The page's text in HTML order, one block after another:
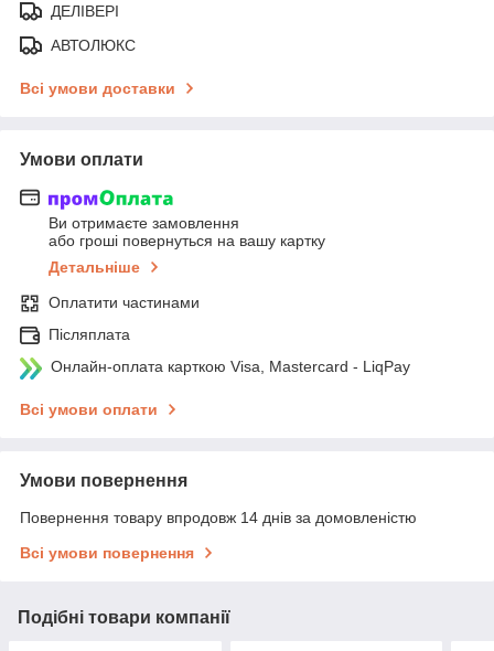
ДЕЛІВЕРІ
АВТОЛЮКС
Всі умови доставки
Умови оплати
Ви отримаєте замовлення
або гроші повернуться на вашу картку
Детальніше
Оплатити частинами
Післяплата
Онлайн-оплата карткою Visa, Mastercard - LiqPay
Всі умови оплати
Умови повернення
Повернення товару впродовж 14 днів за домовленістю
Всі умови повернення
Подібні товари компанії